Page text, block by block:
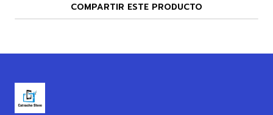
COMPARTIR ESTE PRODUCTO